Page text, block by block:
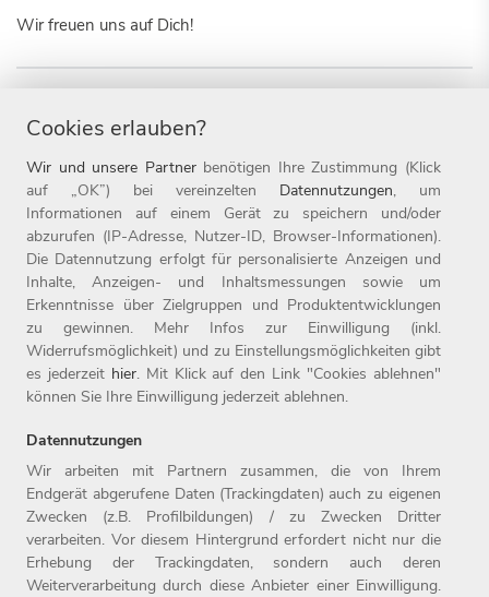
Wir freuen uns auf Dich!
Home
Arbeitgeber
Benefits
Jobs
Initiativbewerbung
Kontakt
Compliance
Datenschutz
Impressum
Cookies erlauben?
Wir und unsere Partnerbenötigen Ihre Zustimmung (Klick
auf „OK”) bei vereinzelten Datennutzungen, um
Informationen auf einem Gerät zu speichern und/oder
abzurufen (IP-Adresse, Nutzer-ID, Browser-Informationen).
Die Datennutzung erfolgt für personalisierte Anzeigen und
Inhalte, Anzeigen- und Inhaltsmessungen sowie um
Erkenntnisse über Zielgruppen und Produktentwicklungen
zu gewinnen. Mehr Infos zur Einwilligung (inkl.
Widerrufsmöglichkeit) und zu Einstellungsmöglichkeiten gibt
es jederzeit hier. Mit Klick auf den Link "Cookies ablehnen"
können Sie Ihre Einwilligung jederzeit ablehnen.
Datennutzungen
Wir arbeiten mit Partnern zusammen, die von Ihrem
Endgerät abgerufene Daten (Trackingdaten) auch zu eigenen
Zwecken (z.B. Profilbildungen) / zu Zwecken Dritter
verarbeiten. Vor diesem Hintergrund erfordert nicht nur die
Erhebung der Trackingdaten, sondern auch deren
Weiterverarbeitung durch diese Anbieter einer Einwilligung.